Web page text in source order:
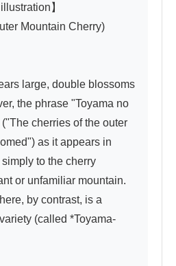
】
Mountain Cherry)
large, double blossoms
the phrase "Toyama no
cherries of the outer
as it appears in
to the cherry
or unfamiliar mountain.
by contrast, is a
(called *Toyama-